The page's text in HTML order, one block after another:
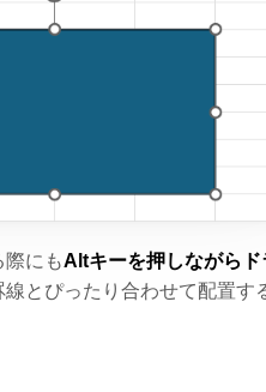
際にもAltキーを押しながらド
とぴったり合わせて配置す